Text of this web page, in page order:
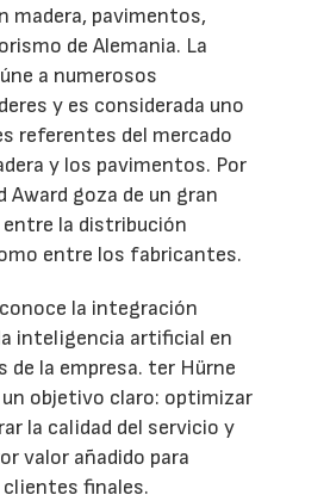
madera, pavimentos,
de Alemania. La
a numerosos
y es considerada uno
referentes del mercado
y los pavimentos. Por
Award goza de un gran
la distribución
entre los fabricantes.
la integración
inteligencia artificial en
de la empresa. ter Hürne
objetivo claro: optimizar
la calidad del servicio y
valor añadido para
finales.